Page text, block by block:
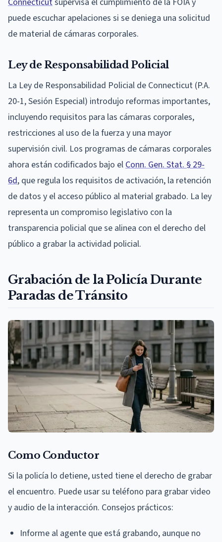
puede escuchar apelaciones si se deniega una solicitud
de material de cámaras corporales.
Ley de Responsabilidad Policial
La Ley de Responsabilidad Policial de Connecticut (P.A.
20-1, Sesión Especial) introdujo reformas importantes,
incluyendo requisitos para las cámaras corporales,
restricciones al uso de la fuerza y una mayor
supervisión civil. Los programas de cámaras corporales
ahora están codificados bajo el Conn. Gen. Stat. § 29-
6d, que regula los requisitos de activación, la retención
de datos y el acceso público al material grabado. La ley
representa un compromiso legislativo con la
transparencia policial que se alinea con el derecho del
público a grabar la actividad policial.
Grabación de la Policía Durante
Paradas de Tránsito
Como Conductor
Si la policía lo detiene, usted tiene el derecho de grabar
el encuentro. Puede usar su teléfono para grabar video
y audio de la interacción. Consejos prácticos:
Informe al agente que está grabando, aunque no